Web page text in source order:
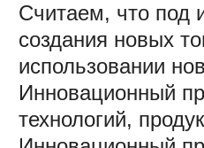
Считаем, что под
создания новых
использовании
Инновационный
технологий,